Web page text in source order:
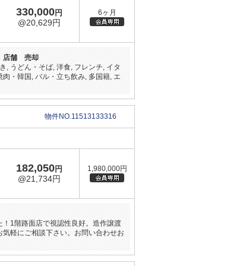
330,000円
@20,629円
6ヶ月
店舗 売却
, うどん・そば, 洋食, フレンチ, イタ
・韓国, バル・立ち飲み, 多国籍, エ
物件NO.11513133316
182,050円
@21,734円
1,980,000円
1階路面店で視認性良好。造作譲渡
軽にご相談下さい。お問い合わせお